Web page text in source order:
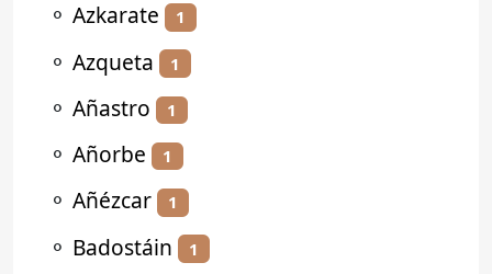
⚬ Azkarate 1
⚬ Azqueta 1
⚬ Añastro 1
⚬ Añorbe 1
⚬ Añézcar 1
⚬ Badostáin 1